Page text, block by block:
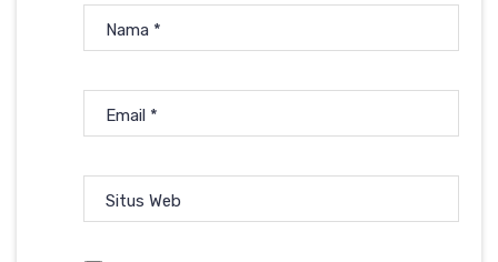
Nama *
Email *
Situs Web